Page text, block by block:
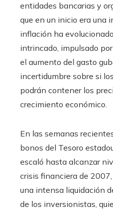
entidades bancarias y
que en un inicio era una
inflación ha
intrincado, impulsado
el aumento del gasto
incertidumbre sobre si
podrán contener los
crecimiento económico.
En las semanas
bonos del Tesoro
escaló hasta alcanzar
crisis financiera de
una intensa liquidación
de los inversionistas,